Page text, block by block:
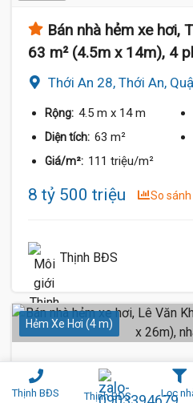
Thịnh BĐS Thịnh BĐS Lọc
Bán nhà hẻm xe hơi,
63 m² (4.5m x 14m), 4
Thới An 28, Thới An,
Rộng: 4.5 m x 14 m
Diện tích: 63 m²
Giá/m²: 111 triệu/m²
8 tỷ 500 triệu So sánh
Thịnh BĐS
Hẻm Xe Hơi (4 m)